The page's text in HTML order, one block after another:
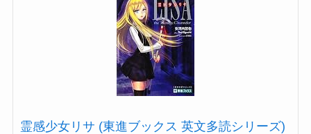
霊感少女リサ (東進ブックス 英文多読シリーズ)